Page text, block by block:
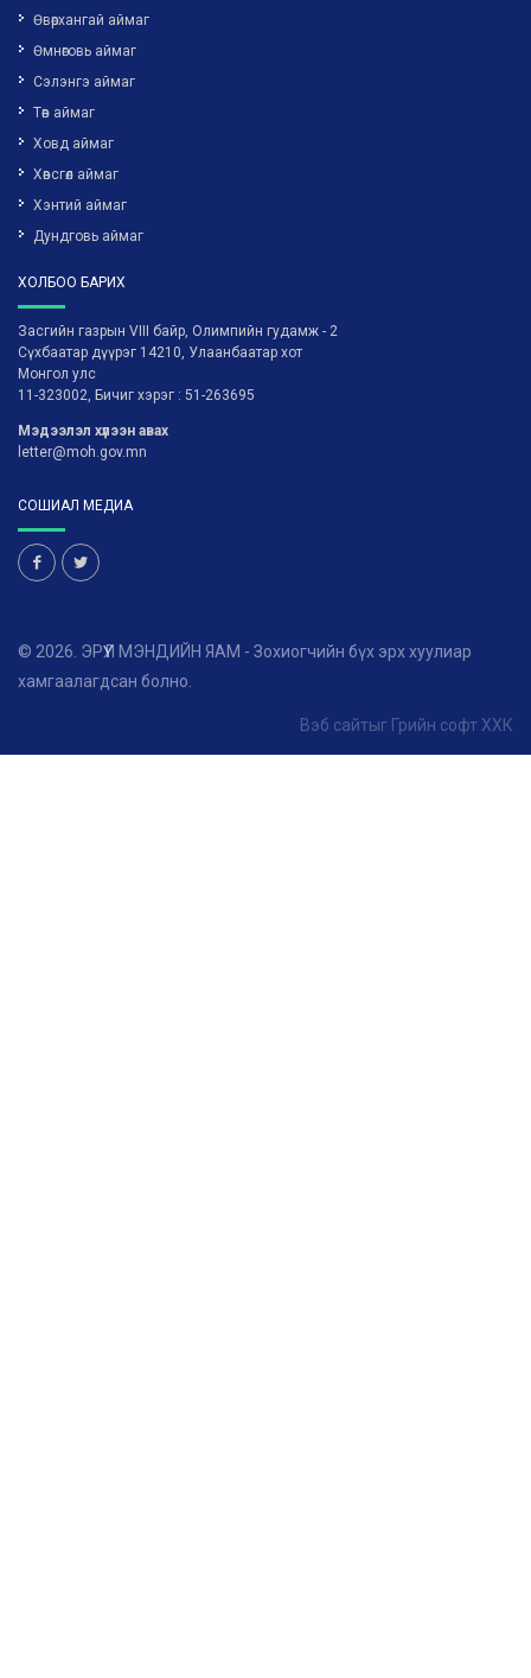
Өвөрхангай аймаг
Өмнөговь аймаг
Сэлэнгэ аймаг
Төв аймаг
Ховд аймаг
Хөвсгөл аймаг
Хэнтий аймаг
Дундговь аймаг
ХОЛБОО БАРИХ
Засгийн газрын VIII байр, Олимпийн гудамж - 2
Сүхбаатар дүүрэг 14210, Улаанбаатар хот
Монгол улс
11-323002, Бичиг хэрэг : 51-263695
Мэдээлэл хүлээн авах
letter@moh.gov.mn
СОШИАЛ МЕДИА
© 2026. ЭРҮҮЛ МЭНДИЙН ЯАМ - Зохиогчийн бүх эрх хуулиар
хамгаалагдсан болно.
Вэб сайтыг Грийн софт ХХК